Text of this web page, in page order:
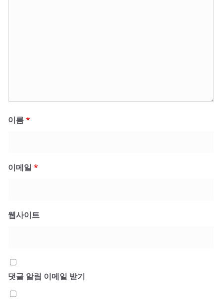
이름*
이메일 *
웹사이트
댓글 알림 이메일 받기